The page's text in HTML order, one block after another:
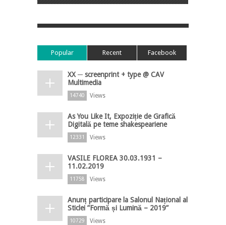
Popular Recent Facebook
XX ─ screenprint + type @ CAV
Multimedia
14740 Views
As You Like It, Expoziție de Grafică
Digitală pe teme shakespeariene
12331 Views
VASILE FLOREA 30.03.1931 –
11.02.2019
11758 Views
Anunț participare la Salonul Național al
Sticlei ”Formă și Lumină – 2019”
10729 Views